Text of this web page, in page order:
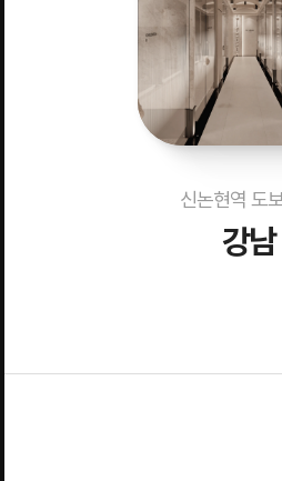
신논현역 도
강남